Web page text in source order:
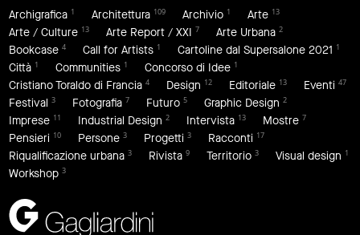
Archigrafica 1 Architettura 109 Archivio 1 Arte 13
Arte / Culture 13 Arte Report / XXI 7 Arte Urbana 2
Bookcase 4 Call for Artists 1 Cartoline dal Supersalone 2021 1
Città 1 Communities 1 Concorso di Idee 1
Cristiano Toraldo di Francia 4 Design 12 Editoriale 13 Eventi 47
Festival 3 Fotografia 7 Futuro 5 Graphic Design 2
Imprese 11 Industrial Design 2 Intervista 13 Mostre 7
Pensieri 10 Persone 3 Progetti 3 Racconti 17
Riqualificazione urbana 3 Rivista 9 Territorio 3 Visual design 1
Workshop 3